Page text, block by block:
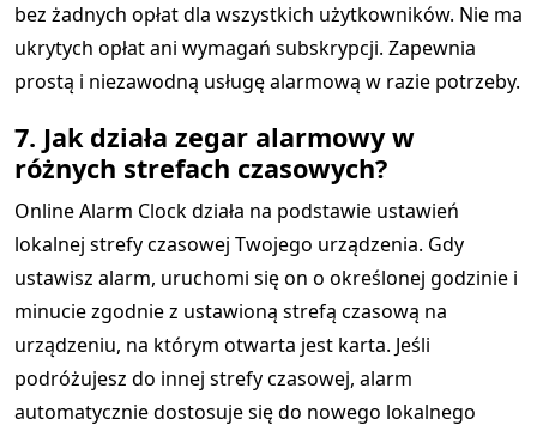
bez żadnych opłat dla wszystkich użytkowników. Nie ma
ukrytych opłat ani wymagań subskrypcji. Zapewnia
prostą i niezawodną usługę alarmową w razie potrzeby.
7. Jak działa zegar alarmowy w
różnych strefach czasowych?
Online Alarm Clock działa na podstawie ustawień
lokalnej strefy czasowej Twojego urządzenia. Gdy
ustawisz alarm, uruchomi się on o określonej godzinie i
minucie zgodnie z ustawioną strefą czasową na
urządzeniu, na którym otwarta jest karta. Jeśli
podróżujesz do innej strefy czasowej, alarm
automatycznie dostosuje się do nowego lokalnego